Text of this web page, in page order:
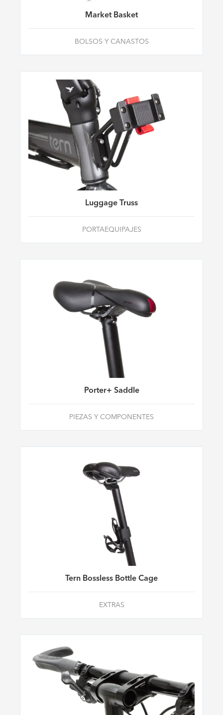
Market Basket
BOLSOS Y CANASTOS
Luggage Truss
PORTAEQUIPAJES
Porter+ Saddle
PIEZAS Y COMPONENTES
Tern Bossless Bottle Cage
EXTRAS